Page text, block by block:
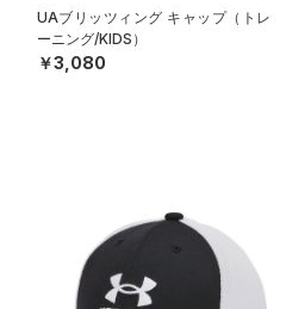
UAブリッツィング キャップ（トレ
ーニング/KIDS）
￥3,080